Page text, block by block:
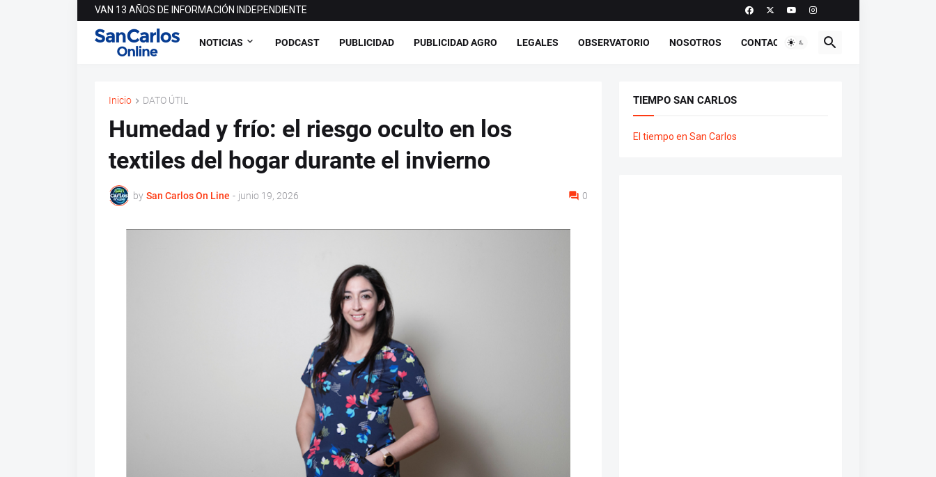
VAN 13 AÑOS DE INFORMACIÓN INDEPENDIENTE
NOTICIAS PODCAST PUBLICIDAD PUBLICIDAD AGRO LEGALES OBSERVATORIO NOSOTROS CONTACTO
Inicio DATO ÚTIL
Humedad y frío: el riesgo oculto en los
textiles del hogar durante el invierno
by San Carlos On Line - junio 19, 2026 0
TIEMPO SAN CARLOS
El tiempo en San Carlos